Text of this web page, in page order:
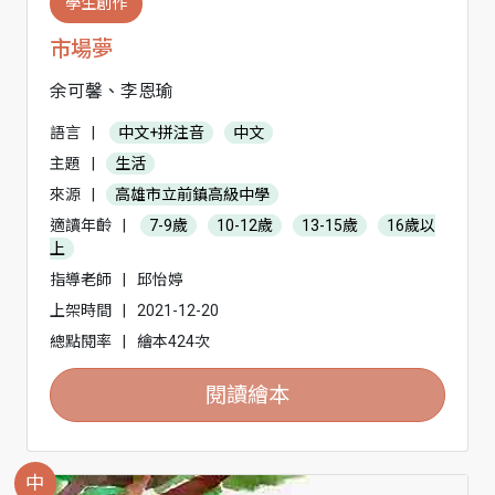
市場夢
余可馨、李恩瑜
語言 中文+拼注音
中文
主題
生活
來源
高雄市立前鎮高級中學
適讀年齡
7-9歲 10-12歲 13-15歲
16歲以
上
指導老師
邱怡婷
上架時間
2021-12-20
總點閱率
繪本424次
閱讀繪本
中